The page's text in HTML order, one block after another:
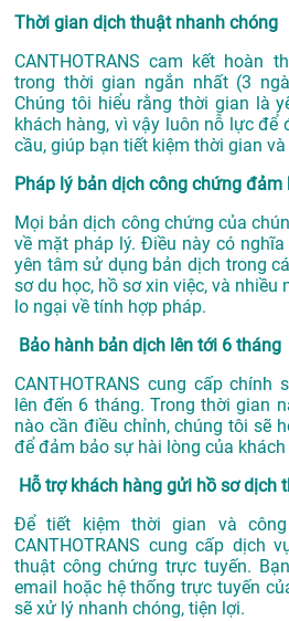
Thời gian dịch thuật nhanh chóng
CANTHOTRANS cam kết hoàn
trong thời gian ngắn nhất (3
Chúng tôi hiểu rằng thời gian là
khách hàng, vì vậy luôn nỗ lực để
cầu, giúp bạn tiết kiệm thời gian
Pháp lý bản dịch công chứng đảm
Mọi bản dịch công chứng của
về mặt pháp lý. Điều này có
yên tâm sử dụng bản dịch trong
sơ du học, hồ sơ xin việc, và nhiều
lo ngại về tính hợp pháp.
Bảo hành bản dịch lên tới 6 tháng
CANTHOTRANS cung cấp chính
lên đến 6 tháng. Trong thời gian
nào cần điều chỉnh, chúng tôi sẽ
để đảm bảo sự hài lòng của khách
Hỗ trợ khách hàng gửi hồ sơ dịch
Để tiết kiệm thời gian và
CANTHOTRANS cung cấp dịch
thuật công chứng trực tuyến.
email hoặc hệ thống trực tuyến
sẽ xử lý nhanh chóng, tiện lợi.